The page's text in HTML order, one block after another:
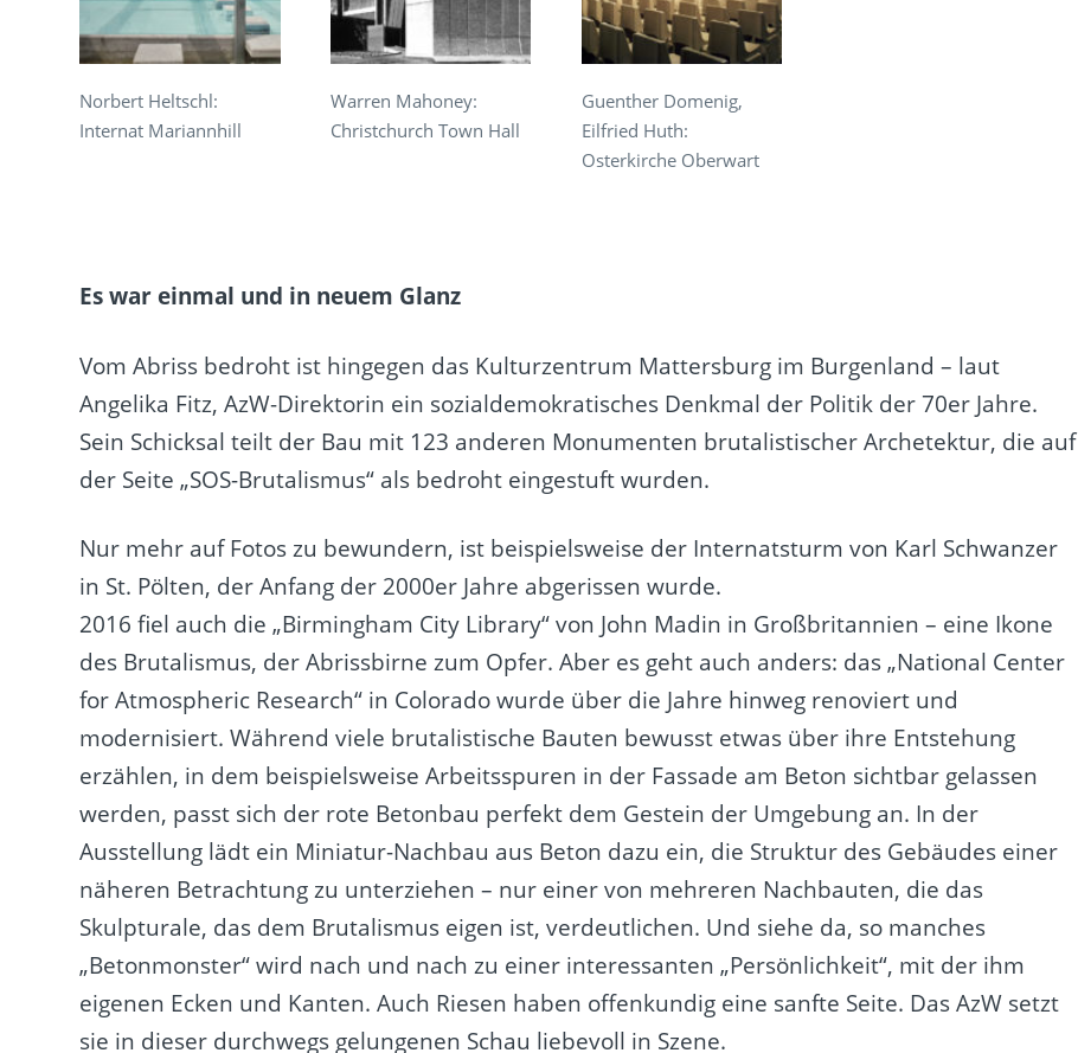
Norbert Heltschl:
Internat Mariannhill
Warren Mahoney:
Christchurch Town Hall
Guenther Domenig,
Eilfried Huth:
Osterkirche Oberwart
Es war einmal und in neuem Glanz
Vom Abriss bedroht ist hingegen das Kulturzentrum Mattersburg im Burgenland – laut
Angelika Fitz, AzW-Direktorin ein sozialdemokratisches Denkmal der Politik der 70er Jahre.
Sein Schicksal teilt der Bau mit 123 anderen Monumenten brutalistischer Archetektur, die auf
der Seite „SOS-Brutalismus“ als bedroht eingestuft wurden.
Nur mehr auf Fotos zu bewundern, ist beispielsweise der Internatsturm von Karl Schwanzer
in St. Pölten, der Anfang der 2000er Jahre abgerissen wurde.
2016 fiel auch die „Birmingham City Library“ von John Madin in Großbritannien – eine Ikone
des Brutalismus, der Abrissbirne zum Opfer. Aber es geht auch anders: das „National Center
for Atmospheric Research“ in Colorado wurde über die Jahre hinweg renoviert und
modernisiert. Während viele brutalistische Bauten bewusst etwas über ihre Entstehung
erzählen, in dem beispielsweise Arbeitsspuren in der Fassade am Beton sichtbar gelassen
werden, passt sich der rote Betonbau perfekt dem Gestein der Umgebung an. In der
Ausstellung lädt ein Miniatur-Nachbau aus Beton dazu ein, die Struktur des Gebäudes einer
näheren Betrachtung zu unterziehen – nur einer von mehreren Nachbauten, die das
Skulpturale, das dem Brutalismus eigen ist, verdeutlichen. Und siehe da, so manches
„Betonmonster“ wird nach und nach zu einer interessanten „Persönlichkeit“, mit der ihm
eigenen Ecken und Kanten. Auch Riesen haben offenkundig eine sanfte Seite. Das AzW setzt
sie in dieser durchwegs gelungenen Schau liebevoll in Szene.